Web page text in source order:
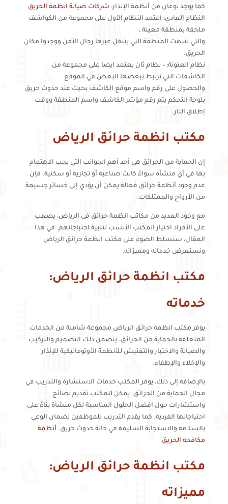
كما يوجد نوعان من أنظمة الإنذار: شركات صيانة انظمة الحريق
النظام العادي: اعتمد النظام الأول على مجموعة من الكواشف
ملحقة بمنطقة معينة ،
والتي تنبهت المنطقة التي يتنقل عبرها رجال الأمن ووجدوا مكان
الحريق.
نظام العنونة: – نظام ثان يعتمد ايضا على مجموعة من
الكاشفات التي ترتبط ببعضها البعض في الموقع
والحصول على رقم واسم موقع الكاشف بحيث عند حدوث حريق
بلوحة التحكم يتم رقم مؤشر الكاشف واسم المنطقة ووقت
إطلاق النار.
مكتب انظمة حرائق الرياض
إن الحماية من الحرائق هي أحد أهم الجوانب التي يجب الاهتمام
بها في أي منشأة سواءً كانت صناعية أو تجارية أو سكنية. فإن
عدم وجود أنظمة حرائق فعالة يمكن أن يؤدي إلى خسائر جسيمة
من الأرواح والممتلكات.
مع وجود العديد من مكاتب انظمة حرائق في الرياض، يصعب
على الأفراد اختيار المكتب الأنسب لتلبية احتياجاتهم. في هذا
المقال، سنسلط الضوء على مكتب انظمة حرائق الرياض
ونستعرض خدماته ومميزاته.
مكتب انظمة حرائق الرياض:
خدماته
يوفر مكتب انظمة حرائق الرياض مجموعة شاملة من الخدمات
المتعلقة بالحماية من الحرائق. يتضمن ذلك التصميم والتركيب
والصيانة والاختبار والتفتيش للأنظمة الأوتوماتيكية للإنذار
والإخلاء والإطفاء.
بالإضافة إلى ذلك، يوفر المكتب خدمات الاستشارة والتدريب في
مجال الحماية من الحرائق. يمكن للمكتب تقديم نصائح
واستشارات حول أفضل الحلول المناسبة لكل منشأة بناءً على
احتياجاتها الفردية. كما يقدم التدريب للموظفين لضمان الوعي
بالسلامة والاستجابة السليمة في حالة حدوث حريق. أنظمة
مكافحه الحريق
مكتب انظمة حرائق الرياض:
مميزاته